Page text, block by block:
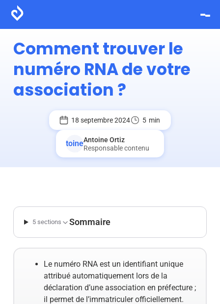
Comment trouver le
numéro RNA de votre
association ?
18 septembre 2024 5 min
Antoine Ortiz
Responsable contenu
5 sections Sommaire
Le numéro RNA est un identifiant unique
attribué automatiquement lors de la
déclaration d’une association en préfecture ;
il permet de l’immatriculer officiellement.